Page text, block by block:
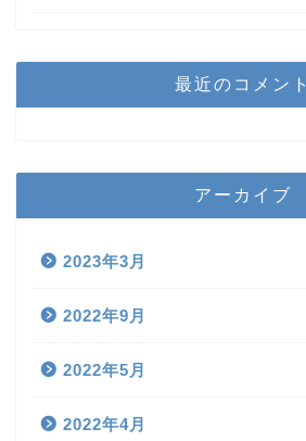
最近のコメント
アーカイブ
2023年3月
2022年9月
2022年5月
2022年4月